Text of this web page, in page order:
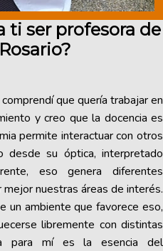
ti ser profesora de
que quería trabajar en
y creo que la docencia es
permite interactuar con otros
su óptica, interpretado
eso genera diferentes
nuestras áreas de interés.
un ambiente que favorece eso,
libremente con distintas
para mí es la esencia del